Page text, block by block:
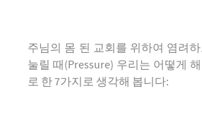
주님의 몸 된 교회를 위하여 염려
눌릴 때(Pressure) 우리는 어떻게
로 한 7가지로 생각해 봅니다: